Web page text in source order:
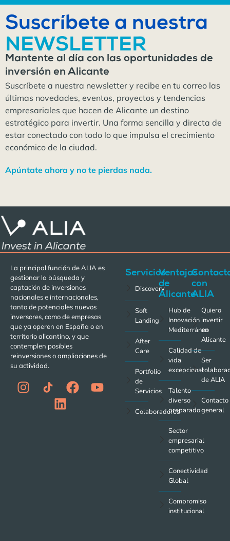
Suscríbete a nuestra
NEWSLETTER
Mantente al día con las oportunidades de
inversión en Alicante
Suscríbete a nuestra newsletter y recibe en tu correo las
últimas novedades, eventos, proyectos y tendencias
empresariales que hacen de Alicante un destino
estratégico para invertir. Una forma sencilla y directa de
estar conectado con todo lo que impulsa el crecimiento
económico de la ciudad.
Apúntate ahora y no te pierdas nada.
La principal función de ALIA es
gestionar la búsqueda y
captación de inversiones
nacionales e internacionales,
tanto de potenciales nuevos
inversores, como de empresas
que ya operen en España o en
territorio alicantino, y que
contemplen posibles
reinversiones o ampliaciones de
su actividad.
Servicios
Discovery
Soft
Landing
After
Care
Portfolio
de
Servicios
Colaboradores
Ventajas
de
Alicante
Hub de
Innovación
Mediterráneo
Calidad de
vida
excepcional
Talento
diverso
preparado
Sector
empresarial
competitivo
Conectividad
Global
Compromiso
institucional
con
ALIA
Quiero
invertir
en
Alicante
Ser
de ALIA
Contacto
general